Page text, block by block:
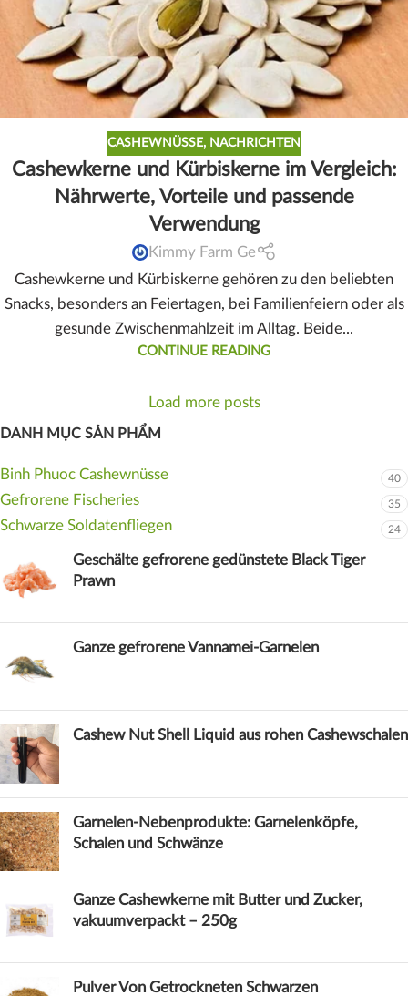
CASHEWNÜSSE, NACHRICHTEN
Cashewkerne und Kürbiskerne im Vergleich:
Nährwerte, Vorteile und passende
Verwendung
Kimmy Farm Ge
Cashewkerne und Kürbiskerne gehören zu den beliebten
Snacks, besonders an Feiertagen, bei Familienfeiern oder als
gesunde Zwischenmahlzeit im Alltag. Beide...
CONTINUE READING
Load more posts
DANH MỤC SẢN PHẨM
Binh Phuoc Cashewnüsse 40
Gefrorene Fischeries 35
Schwarze Soldatenfliegen 24
Geschälte gefrorene gedünstete Black Tiger
Prawn
Ganze gefrorene Vannamei-Garnelen
Cashew Nut Shell Liquid aus rohen Cashewschalen
Garnelen-Nebenprodukte: Garnelenköpfe,
Schalen und Schwänze
Ganze Cashewkerne mit Butter und Zucker,
vakuumverpackt – 250g
Pulver Von Getrockneten Schwarzen